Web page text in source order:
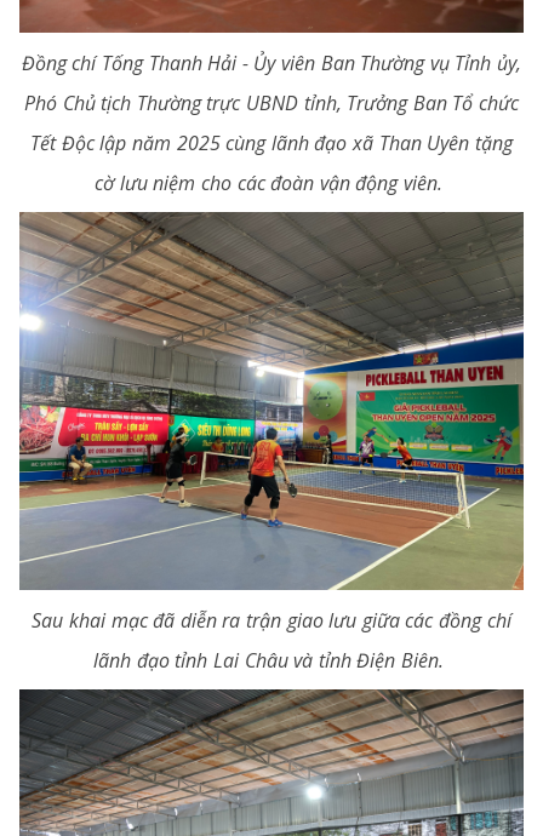
Đồng chí Tống Thanh Hải - Ủy viên Ban Thường vụ Tỉnh ủy,
Phó Chủ tịch Thường trực UBND tỉnh, Trưởng Ban Tổ chức
Tết Độc lập năm 2025 cùng lãnh đạo xã Than Uyên tặng
cờ lưu niệm cho các đoàn vận động viên.
Sau khai mạc đã diễn ra trận giao lưu giữa các đồng chí
lãnh đạo tỉnh Lai Châu và tỉnh Điện Biên.